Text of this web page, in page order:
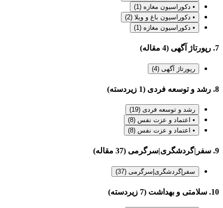
• دکوراسیون مغازه (1)
• دکوراسیون باغ و ویلا (2)
• دکوراسیون مغازه (1)
7. رپورتاژ آگهی (4 مقاله)
رپورتاژ آگهی (4)
8. رشد و توسعه فردی (1 زیردسته)
رشد و توسعه فردی (19)
• اعتماد و عزت نفس (8)
• اعتماد و عزت نفس (8)
9. سفر|گردشگری|سرگرمی (37 مقاله)
سفر|گردشگری|سرگرمی (37)
10. سلامتی و بهداشت (7 زیردسته)